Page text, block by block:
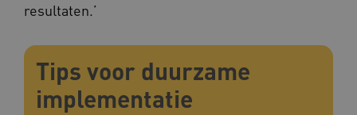
resultaten.’
Tips voor duurzame
implementatie